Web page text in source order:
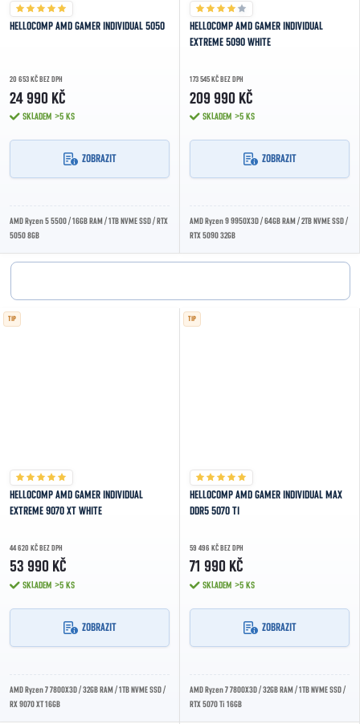
HELLOCOMP AMD GAMER INDIVIDUAL 5050
20 653 KČ BEZ DPH
24 990 KČ
SKLADEM >5 KS
ZOBRAZIT
AMD Ryzen 5 5500 / 16GB RAM / 1TB NVME SSD / RTX
5050 8GB
HELLOCOMP AMD GAMER INDIVIDUAL
EXTREME 5090 WHITE
173 545 KČ BEZ DPH
209 990 KČ
SKLADEM >5 KS
ZOBRAZIT
AMD Ryzen 9 9950X3D / 64GB RAM / 2TB NVME SSD /
RTX 5090 32GB
TIP
HELLOCOMP AMD GAMER INDIVIDUAL
EXTREME 9070 XT WHITE
44 620 KČ BEZ DPH
53 990 KČ
SKLADEM >5 KS
ZOBRAZIT
AMD Ryzen 7 7800X3D / 32GB RAM / 1TB NVME SSD /
RX 9070 XT 16GB
TIP
HELLOCOMP AMD GAMER INDIVIDUAL MAX
DDR5 5070 TI
59 496 KČ BEZ DPH
71 990 KČ
SKLADEM >5 KS
ZOBRAZIT
AMD Ryzen 7 7800X3D / 32GB RAM / 1TB NVME SSD /
RTX 5070 Ti 16GB